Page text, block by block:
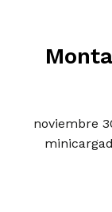
noviembre